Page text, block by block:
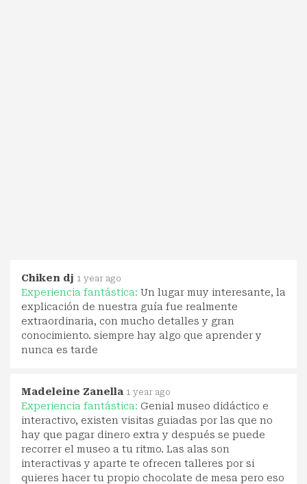
Chiken dj 1 year ago
Experiencia fantástica: Un lugar muy interesante, la
explicación de nuestra guía fue realmente
extraordinaria, con mucho detalles y gran
conocimiento. siempre hay algo que aprender y
nunca es tarde
Madeleine Zanella 1 year ago
Experiencia fantástica: Genial museo didáctico e
interactivo, existen visitas guiadas por las que no
hay que pagar dinero extra y después se puede
recorrer el museo a tu ritmo. Las alas son
interactivas y aparte te ofrecen talleres por si
quieres hacer tu propio chocolate de mesa pero eso